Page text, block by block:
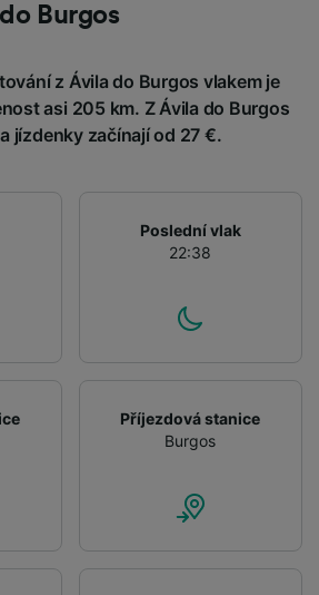
Burgos
z Ávila do Burgos vlakem je
asi 205 km. Z Ávila do Burgos
jízdenky začínají od 27 €.
Poslední vlak
22:38
Příjezdová stanice
Burgos